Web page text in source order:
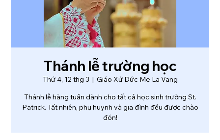
Thánh lễ trường học
Thứ 4, 12 thg 3
  |
Giáo Xứ Đức Mẹ La Vang
Thánh lễ hàng tuần dành cho tất cả học sinh trường St.
Patrick. Tất nhiên, phụ huynh và gia đình đều được chào
đón!